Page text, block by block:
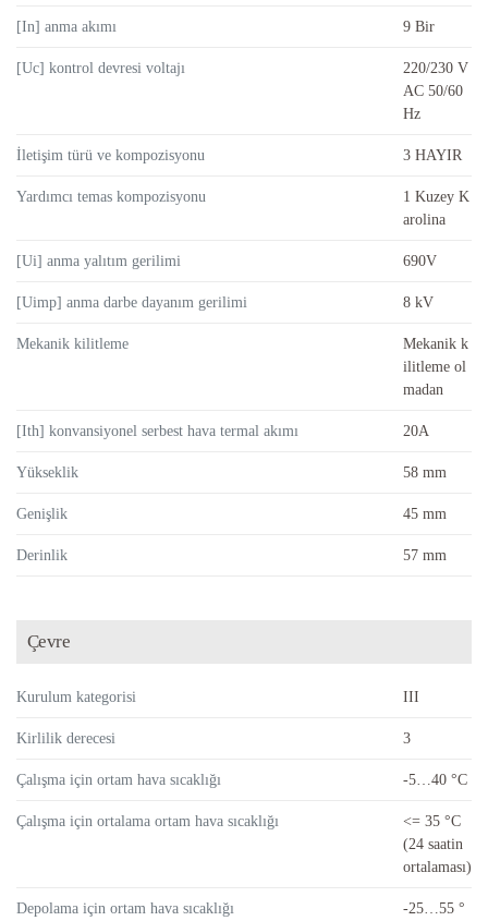
[In] anma akımı 9 Bir
[Uc] kontrol devresi voltajı
220/230 V
AC 50/60
Hz
İletişim türü ve kompozisyonu 3 HAYIR
Yardımcı temas kompozisyonu
1 Kuzey K
arolina
[Ui] anma yalıtım gerilimi 690V
[Uimp] anma darbe dayanım gerilimi 8 kV
Mekanik kilitleme
Mekanik k
ilitleme ol
madan
[Ith] konvansiyonel serbest hava termal akımı 20A
Yükseklik 58 mm
Genişlik 45 mm
Derinlik 57 mm
Çevre
Kurulum kategorisi III
Kirlilik derecesi 3
Çalışma için ortam hava sıcaklığı -5…40 °C
Çalışma için ortalama ortam hava sıcaklığı
<= 35 °C
(24 saatin
ortalaması)
Depolama için ortam hava sıcaklığı
-25…55 °